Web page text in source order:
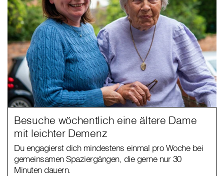
Besuche wöchentlich eine ältere Dame
mit leichter Demenz
Du engagierst dich mindestens einmal pro Woche bei
gemeinsamen Spaziergängen, die gerne nur 30
Minuten dauern.